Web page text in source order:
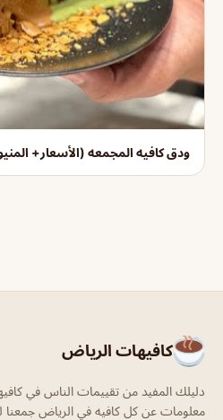
ودق كافيه المجمعه (الأسعار+
كافيهات الرياض
دليلك المفيد من تقييمات الناس في
معلومات عن كل كافيه في الرياض جمعنا